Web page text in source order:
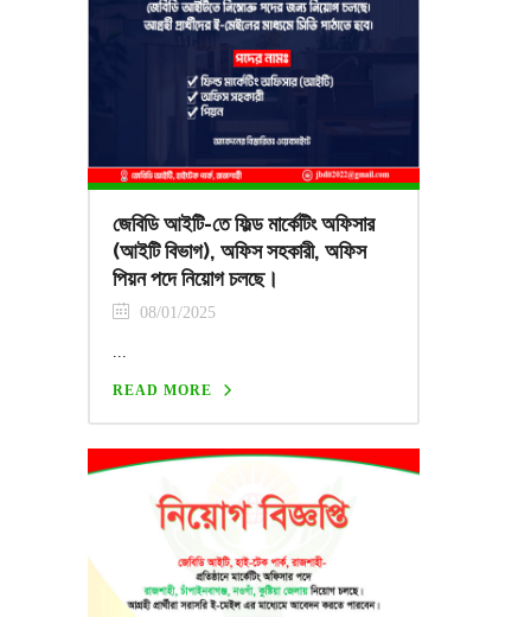
জেবিডি আইটি-তে ফিল্ড মার্কেটিং অফিসার
(আইটি বিভাগ), অফিস সহকারী, অফিস
পিয়ন পদে নিয়োগ চলছে।
08/01/2025
...
READ MORE